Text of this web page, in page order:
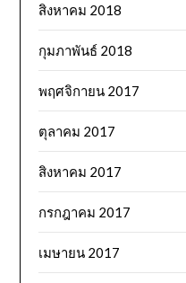
สิงหาคม 2018
กุมภาพันธ์ 2018
พฤศจิกายน 2017
ตุลาคม 2017
สิงหาคม 2017
กรกฎาคม 2017
เมษายน 2017